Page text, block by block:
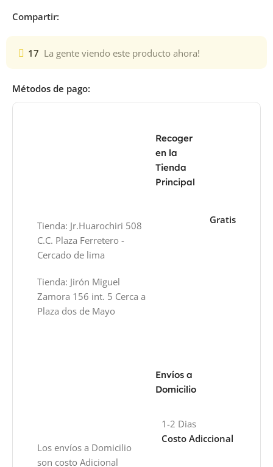
Compartir:
17 La gente viendo este producto ahora!
Métodos de pago:
Recoger
en la
Tienda
Principal
Tienda: Jr.Huarochiri 508
C.C. Plaza Ferretero -
Cercado de lima
Tienda: Jirón Miguel
Zamora 156 int. 5 Cerca a
Plaza dos de Mayo
Gratis
Envíos a
Domicilio
Los envíos a Domicilio
son costo Adicional
1-2 Dias
Costo Adiccional